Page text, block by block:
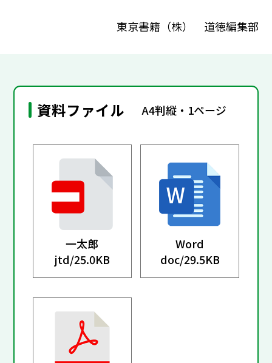
東京書籍（株） 道徳編集部
資料ファイル A4判縦・1ページ
一太郎
jtd/25.0KB
Word
doc/29.5KB